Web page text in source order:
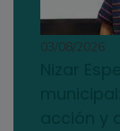
03/08/2026